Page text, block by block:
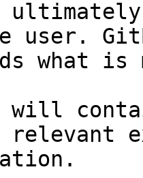
user.
what
will
relevant